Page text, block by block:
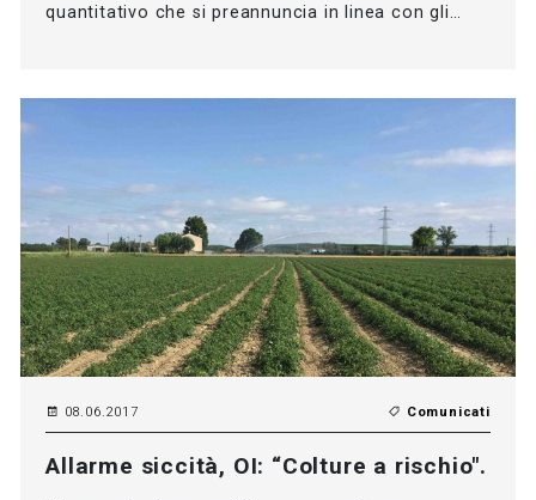
quantitativo che si preannuncia in linea con gli…
08.06.2017 Comunicati
Allarme siccità, OI: “Colture a rischio".